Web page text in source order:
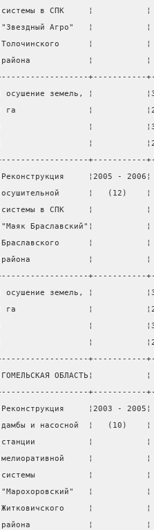
в СПК     ¦
Агро"   ¦
¦
¦
+-----------
осушение земель, ¦
га               ¦
¦
¦
+-----------
¦2005 -
¦
в СПК     ¦
Браславский"¦
¦
¦
+-----------
осушение земель, ¦
га               ¦
¦
¦
+-----------
ОБЛАСТЬ¦
+-----------
¦2003 -
и насосной  ¦
¦
¦
¦
¦
¦
¦